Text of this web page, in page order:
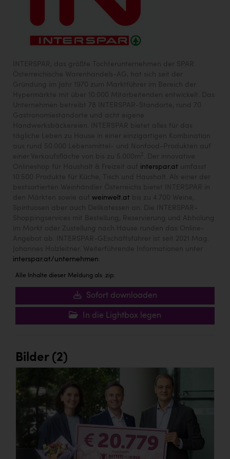
interspar.at
weinwelt.at
interspar.at/unternehmen
Alle Inhalte dieser Meldung als .zip:
Sofort downloaden
In die Lightbox legen
Bilder (2)